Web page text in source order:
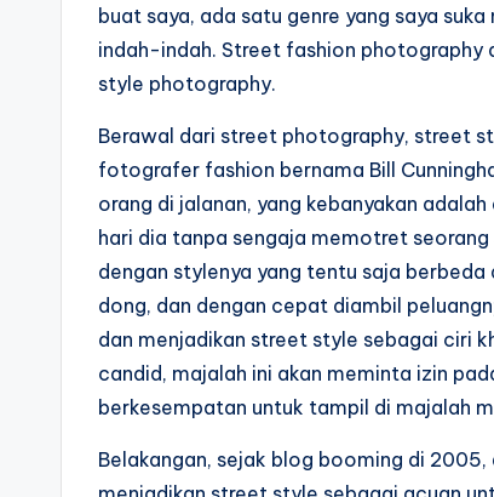
buat saya, ada satu genre yang saya
indah-indah. Street fashion photography
style photography.
Berawal dari street photography, street
fotografer fashion bernama Bill
orang di jalanan, yang kebanyakan
hari dia tanpa sengaja memotret
dengan stylenya yang tentu saja
dong, dan dengan cepat diambil
dan menjadikan street style sebagai ciri
candid, majalah ini akan meminta izin
berkesempatan untuk tampil di majalah
Belakangan, sejak blog booming di